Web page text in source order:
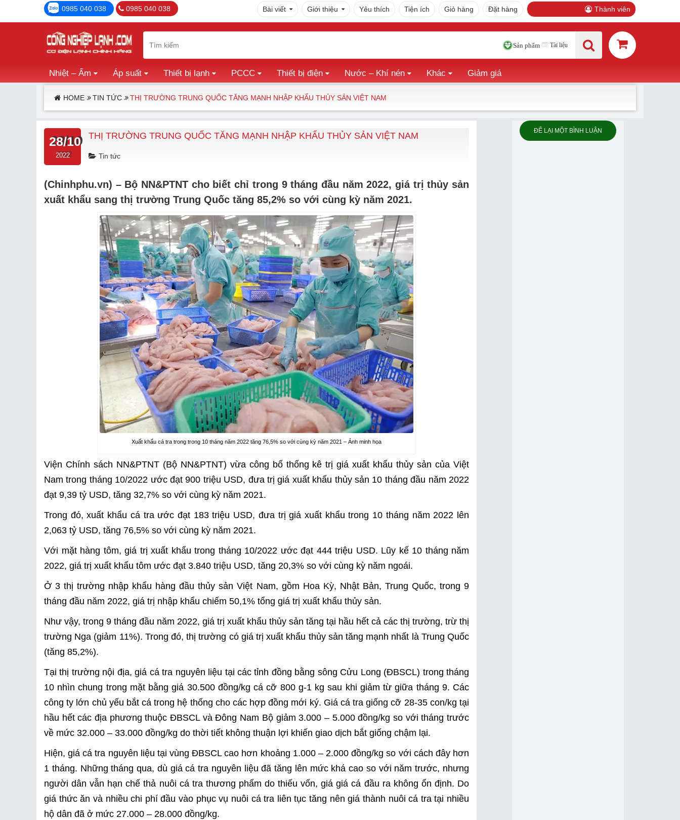
0985 040 038 0985 040 038 Bài viết Giới thiệu Yêu thích Tiện ích Giỏ hàng Đặt hàng Thành viên
Sản phẩm Tài liệu
Nhiệt – Ẩm Áp suất Thiết bị lạnh PCCC Thiết bị điện Nước – Khí nén Khác Giảm giá
HOME TIN TỨC THỊ TRƯỜNG TRUNG QUỐC TĂNG MẠNH NHẬP KHẨU THỦY SẢN VIỆT NAM
28/10
2022
THỊ TRƯỜNG TRUNG QUỐC TĂNG MẠNH NHẬP KHẨU THỦY SẢN VIỆT NAM
Tin tức
(Chinhphu.vn) – Bộ NN&PTNT cho biết chỉ trong 9 tháng đầu năm 2022, giá trị thủy sản
xuất khẩu sang thị trường Trung Quốc tăng 85,2% so với cùng kỳ năm 2021.
Xuất khẩu cá tra trong trong 10 tháng năm 2022 tăng 76,5% so với cùng kỳ năm 2021 – Ảnh minh họa
Viện Chính sách NN&PTNT (Bộ NN&PTNT) vừa công bố thống kê trị giá xuất khẩu thủy sản của Việt
Nam trong tháng 10/2022 ước đạt 900 triệu USD, đưa trị giá xuất khẩu thủy sản 10 tháng đầu năm 2022
đạt 9,39 tỷ USD, tăng 32,7% so với cùng kỳ năm 2021.
Trong đó, xuất khẩu cá tra ước đạt 183 triệu USD, đưa trị giá xuất khẩu trong 10 tháng năm 2022 lên
2,063 tỷ USD, tăng 76,5% so với cùng kỳ năm 2021.
Với mặt hàng tôm, giá trị xuất khẩu trong tháng 10/2022 ước đạt 444 triệu USD. Lũy kế 10 tháng năm
2022, giá trị xuất khẩu tôm ước đạt 3.840 triệu USD, tăng 20,3% so với cùng kỳ năm ngoái.
Ở 3 thị trường nhập khẩu hàng đầu thủy sản Việt Nam, gồm Hoa Kỳ, Nhật Bản, Trung Quốc, trong 9
tháng đầu năm 2022, giá trị nhập khẩu chiếm 50,1% tổng giá trị xuất khẩu thủy sản.
Như vậy, trong 9 tháng đầu năm 2022, giá trị xuất khẩu thủy sản tăng tại hầu hết cả các thị trường, trừ thị
trường Nga (giảm 11%). Trong đó, thị trường có giá trị xuất khẩu thủy sản tăng mạnh nhất là Trung Quốc
(tăng 85,2%).
Tại thị trường nội địa, giá cá tra nguyên liệu tại các tỉnh đồng bằng sông Cửu Long (ĐBSCL) trong tháng
10 nhìn chung trong mặt bằng giá 30.500 đồng/kg cá cỡ 800 g-1 kg sau khi giảm từ giữa tháng 9. Các
công ty lớn chủ yếu bắt cá trong hệ thống cho các hợp đồng mới ký. Giá cá tra giống cỡ 28-35 con/kg tại
hầu hết các địa phương thuộc ĐBSCL và Đông Nam Bộ giảm 3.000 – 5.000 đồng/kg so với tháng trước
về mức 32.000 – 33.000 đồng/kg do thời tiết không thuận lợi khiến giao dịch bắt giống chậm lại.
Hiện, giá cá tra nguyên liệu tại vùng ĐBSCL cao hơn khoảng 1.000 – 2.000 đồng/kg so với cách đây hơn
1 tháng. Những tháng qua, dù giá cá tra nguyên liệu đã tăng lên mức khá cao so với năm trước, nhưng
người dân vẫn hạn chế thả nuôi cá tra thương phẩm do thiếu vốn, giá giá cá đầu ra không ổn định. Do
giá thức ăn và nhiều chi phí đầu vào phục vụ nuôi cá tra liên tục tăng nên giá thành nuôi cá tra tại nhiều
hộ dân đã ở mức 27.000 – 28.000 đồng/kg.
ĐỂ LẠI MỘT BÌNH LUẬN